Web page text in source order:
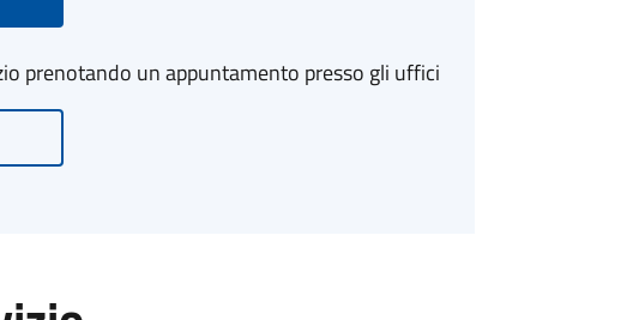
prenotando un appuntamento presso gli uffici